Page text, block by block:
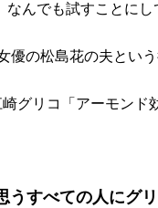
んでも試すことにし
の松島花の夫という
グリコ「アーモン
うすべての人にグ